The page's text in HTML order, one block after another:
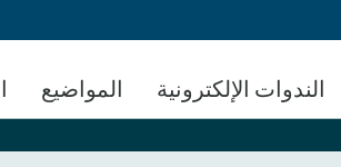
إلى
الرئيسي
الندوات الإلكترونية المواضيع